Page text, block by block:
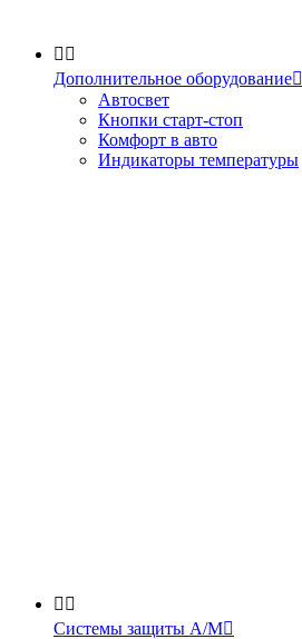
 
Дополнительное оборудование
Автосвет
Кнопки старт-стоп
Комфорт в авто
Индикаторы температуры
 
Системы защиты А/М